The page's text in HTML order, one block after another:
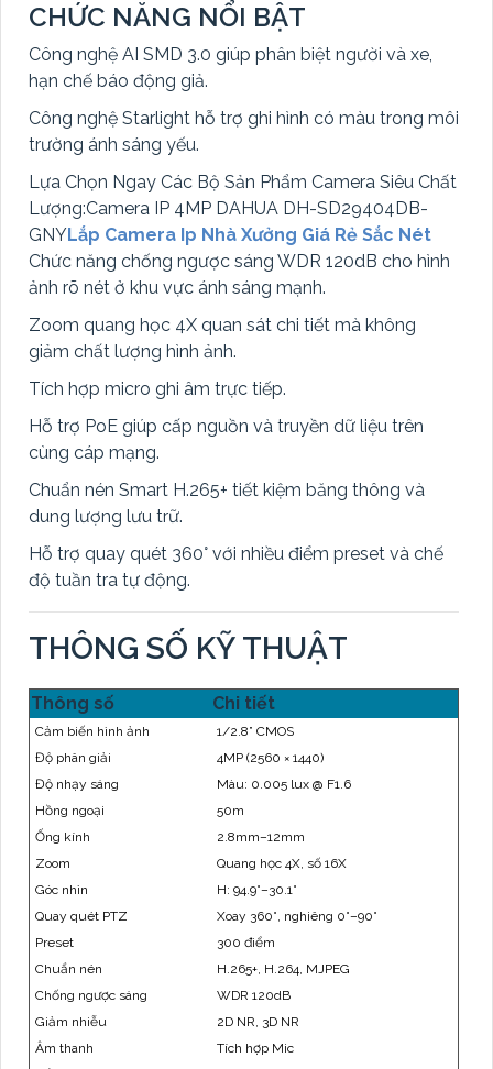
CHỨC NĂNG NỔI BẬT
Công nghệ AI SMD 3.0 giúp phân biệt người và xe,
hạn chế báo động giả.
Công nghệ Starlight hỗ trợ ghi hình có màu trong môi
trường ánh sáng yếu.
Lựa Chọn Ngay Các Bộ Sản Phẩm Camera Siêu Chất
Lượng:Camera IP 4MP DAHUA DH-SD29404DB-
GNYLắp Camera Ip Nhà Xưởng Giá Rẻ Sắc Nét
Chức năng chống ngược sáng WDR 120dB cho hình
ảnh rõ nét ở khu vực ánh sáng mạnh.
Zoom quang học 4X quan sát chi tiết mà không
giảm chất lượng hình ảnh.
Tích hợp micro ghi âm trực tiếp.
Hỗ trợ PoE giúp cấp nguồn và truyền dữ liệu trên
cùng cáp mạng.
Chuẩn nén Smart H.265+ tiết kiệm băng thông và
dung lượng lưu trữ.
Hỗ trợ quay quét 360° với nhiều điểm preset và chế
độ tuần tra tự động.
THÔNG SỐ KỸ THUẬT
Thông số Chi tiết
Cảm biến hình ảnh
1/2.8” CMOS
Độ phân giải
4MP (2560 × 1440)
Độ nhạy sáng
Màu: 0.005 lux @ F1.6
Hồng ngoại
50m
Ống kính
2.8mm–12mm
Zoom
Quang học 4X, số 16X
Góc nhìn
H: 94.9°–30.1°
Quay quét PTZ
Xoay 360°, nghiêng 0°–90°
Preset
300 điểm
Chuẩn nén
H.265+, H.264, MJPEG
Chống ngược sáng
WDR 120dB
Giảm nhiễu
2D NR, 3D NR
Âm thanh
Tích hợp Mic